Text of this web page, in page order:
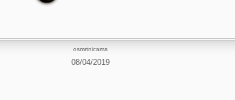
osmrtnicama
08/04/2019